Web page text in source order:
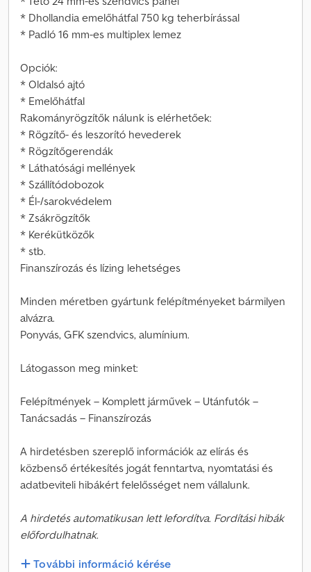
* Dhollandia emelőhátfal 750 kg teherbírással
* Padló 16 mm-es multiplex lemez
Opciók:
* Oldalsó ajtó
* Emelőhátfal
Rakományrögzítők nálunk is elérhetőek:
* Rögzítő- és leszorító hevederek
* Rögzítőgerendák
* Láthatósági mellények
* Szállítódobozok
* Él-/sarokvédelem
* Zsákrögzítők
* Kerékütközők
* stb.
Finanszírozás és lízing lehetséges
Minden méretben gyártunk felépítményeket bármilyen
alvázra.
Ponyvás, GFK szendvics, alumínium.
Látogasson meg minket:
Felépítmények – Komplett járművek – Utánfutók –
Tanácsadás – Finanszírozás
A hirdetésben szereplő információk az elírás és
közbenső értékesítés jogát fenntartva, nyomtatási és
adatbeviteli hibákért felelősséget nem vállalunk.
A hirdetés automatikusan lett lefordítva. Fordítási hibák
előfordulhatnak.
További információ kérése